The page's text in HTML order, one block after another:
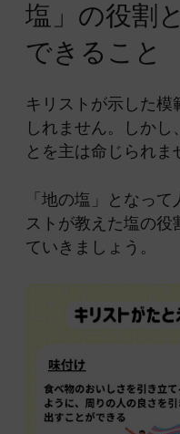
塩」の役割
できること
キリストが示した模
しれません。しかし
とを主は命じられま
「地の塩」となっ
ストが教えた塩の役
ていきましょう。